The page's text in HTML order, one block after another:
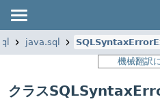
java.sql
機械翻訳
クラス